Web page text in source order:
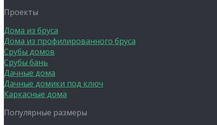
Проекты
Дома из бруса
Дома из профилированного бруса
Срубы домов
Срубы бань
Дачные дома
Дачные домики под ключ
Каркасные дома
Популярные размеры